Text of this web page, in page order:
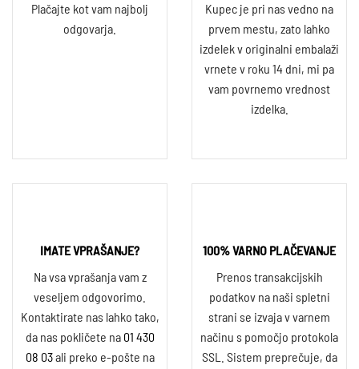
Plačajte kot vam najbolj
odgovarja.
Kupec je pri nas vedno na
prvem mestu, zato lahko
izdelek v originalni embalaži
vrnete v roku 14 dni, mi pa
vam povrnemo vrednost
izdelka.
IMATE VPRAŠANJE?
Na vsa vprašanja vam z
veseljem odgovorimo.
Kontaktirate nas lahko tako,
da nas pokličete na 01 430
08 03ali preko e-pošte na
100% VARNO PLAČEVANJE
Prenos transakcijskih
podatkov na naši spletni
strani se izvaja v varnem
načinu s pomočjo protokola
SSL. Sistem preprečuje, da